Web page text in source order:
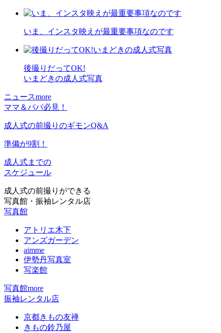
いま、インスタ映えが最重要事項なのです
後撮りだってOK!
いまどきの成人式写真
ニュースmore
ママ＆パパ必見！
成人式の前撮りのギモンQ&A
準備が9割！
成人式までの
スケジュール
成人式の前撮りができる
写真館・振袖レンタル店
写真館
アトリエ木下
アンズガーデン
aimme
伊勢丹写真室
写楽館
写真館more
振袖レンタル店
京都きもの友禅
きもの鈴乃屋